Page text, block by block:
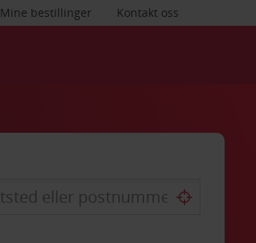
Kontakt oss
Mine bestillinger